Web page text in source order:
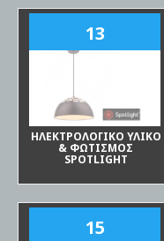
13
ΗΛΕΚΤΡΟΛΟΓΙΚΟ ΥΛΙΚΟ
& ΦΩΤΙΣΜΟΣ
SPOTLIGHT
15